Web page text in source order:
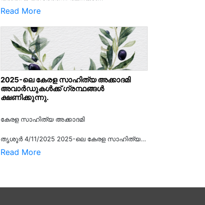
Read More
2025-ലെ കേരള സാഹിത്യ അക്കാദമി
അവാർഡുകൾക്ക് ഗ്രന്ഥങ്ങൾ
ക്ഷണിക്കുന്നു.
കേരള സാഹിത്യ അക്കാദമി
തൃശൂര്‍ 4/11/2025 2025-ലെ കേരള സാഹിത്യ...
Read More